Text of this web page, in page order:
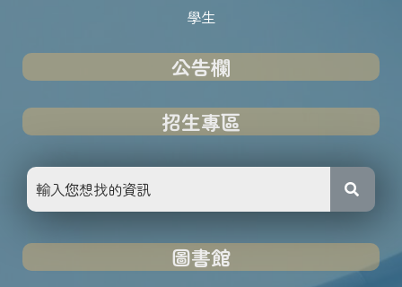
學生
公告欄
招生專區
圖書館